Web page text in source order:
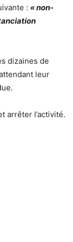
: « non-
dizaines de
leur
arrêter l’activité.